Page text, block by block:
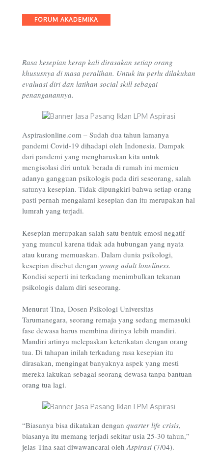
Categories
FORUM AKADEMIKA
Rasa kesepian kerap kali dirasakan setiap orang
khususnya di masa peralihan. Untuk itu perlu dilakukan
evaluasi diri dan latihan social skill sebagai
penanganannya.
Aspirasionline.com – Sudah dua tahun lamanya
pandemi Covid-19 dihadapi oleh Indonesia. Dampak
dari pandemi yang mengharuskan kita untuk
mengisolasi diri untuk berada di rumah ini memicu
adanya gangguan psikologis pada diri seseorang, salah
satunya kesepian. Tidak dipungkiri bahwa setiap orang
pasti pernah mengalami kesepian dan itu merupakan hal
lumrah yang terjadi.
Kesepian merupakan salah satu bentuk emosi negatif
yang muncul karena tidak ada hubungan yang nyata
atau kurang memuaskan. Dalam dunia psikologi,
kesepian disebut dengan young adult loneliness.
Kondisi seperti ini terkadang menimbulkan tekanan
psikologis dalam diri seseorang.
Menurut Tina, Dosen Psikologi Universitas
Tarumanegara, seorang remaja yang sedang memasuki
fase dewasa harus membina dirinya lebih mandiri.
Mandiri artinya melepaskan keterikatan dengan orang
tua. Di tahapan inilah terkadang rasa kesepian itu
dirasakan, mengingat banyaknya aspek yang mesti
mereka lakukan sebagai seorang dewasa tanpa bantuan
orang tua lagi.
“Biasanya bisa dikatakan dengan quarter life crisis,
biasanya itu memang terjadi sekitar usia 25-30 tahun,”
jelas Tina saat diwawancarai oleh Aspirasi (7/04).